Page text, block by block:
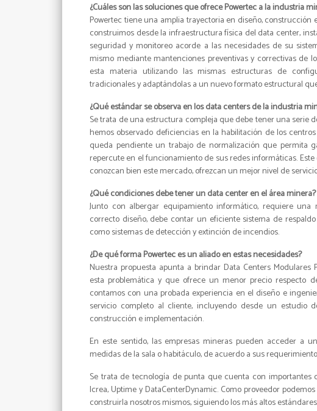
¿Cuáles son las soluciones que ofrece Powertec a la industria
Powertec tiene una amplia trayectoria en diseño,
construimos desde la infraestructura física del data center,
seguridad y monitoreo acorde a las necesidades de su
mismo mediante mantenciones preventivas y correctivas de
esta materia utilizando las mismas estructuras de
tradicionales y adaptándolas a un nuevo formato estructural
¿Qué estándar se observa en los data centers de la industria
Se trata de una estructura compleja que debe tener una serie
hemos observado deficiencias en la habilitación de los
queda pendiente un trabajo de normalización que permita
repercute en el funcionamiento de sus redes informáticas.
conozcan bien este mercado, ofrezcan un mejor nivel de
¿Qué condiciones debe tener un data center en el área minera?
Junto con albergar equipamiento informático, requiere
correcto diseño, debe contar un eficiente sistema de
como sistemas de detección y extinción de incendios.
¿De qué forma Powertec es un aliado en estas necesidades?
Nuestra propuesta apunta a brindar Data Centers
esta problemática y que ofrece un menor precio respecto
contamos con una probada experiencia en el diseño e
servicio completo al cliente, incluyendo desde un estudio
construcción e implementación.
En este sentido, las empresas mineras pueden acceder a
medidas de la sala o habitáculo, de acuerdo a sus
Se trata de tecnología de punta que cuenta con
Icrea, Uptime y DataCenterDynamic. Como proveedor
construirla nosotros mismos, siguiendo los más altos